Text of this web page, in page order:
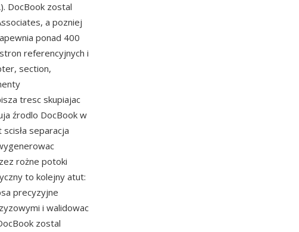
DocBook zostal
a pozniej
ponad 400
referencyjnych i
section,
tresc skupiajac
źrodlo DocBook w
separacja
rożne potoki
to kolejny atut:
precyzyjne
i walidowac
zostal